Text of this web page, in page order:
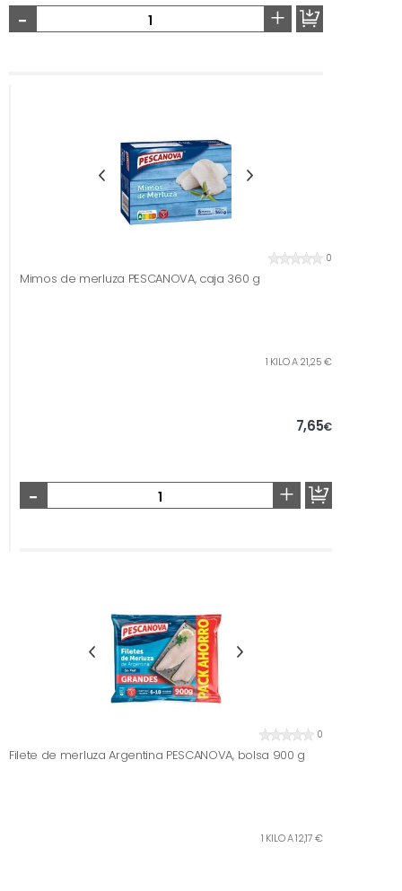
- +
0
Mimos de merluza PESCANOVA, caja 360 g
1 KILO A 21,25 €
7,65€
- +
0
Filete de merluza Argentina PESCANOVA, bolsa 900 g
1 KILO A 12,17 €